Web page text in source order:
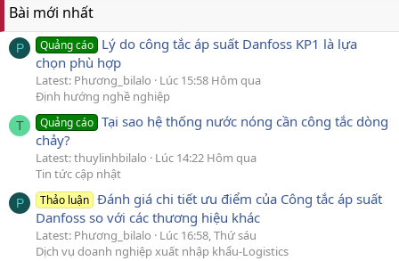
Bài mới nhất
P Quảng cáo Lý do công tắc áp suất Danfoss KP1 là lựa
chọn phù hợp
Latest: Phương_bilalo
Lúc 15:58 Hôm qua
Định hướng nghề nghiệp
T Quảng cáo Tại sao hệ thống nước nóng cần công tắc dòng
chảy?
Latest: thuylinhbilalo
Lúc 14:22 Hôm qua
Tin tức cập nhật
P Thảo luận Đánh giá chi tiết ưu điểm của Công tắc áp suất
Danfoss so với các thương hiệu khác
Latest: Phương_bilalo
Lúc 16:58, Thứ sáu
Dịch vụ doanh nghiệp xuất nhập khẩu-Logistics